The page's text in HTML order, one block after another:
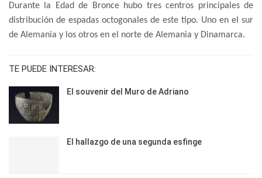
Durante la Edad de Bronce hubo tres centros principales de
distribución de espadas octogonales de este tipo. Uno en el sur
de Alemania y los otros en el norte de Alemania y Dinamarca.
TE PUEDE INTERESAR:
El souvenir del Muro de Adriano
El hallazgo de una segunda esfinge